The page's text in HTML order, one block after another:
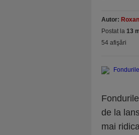
Autor:
Postat la 13
54 afişări
de la
mai